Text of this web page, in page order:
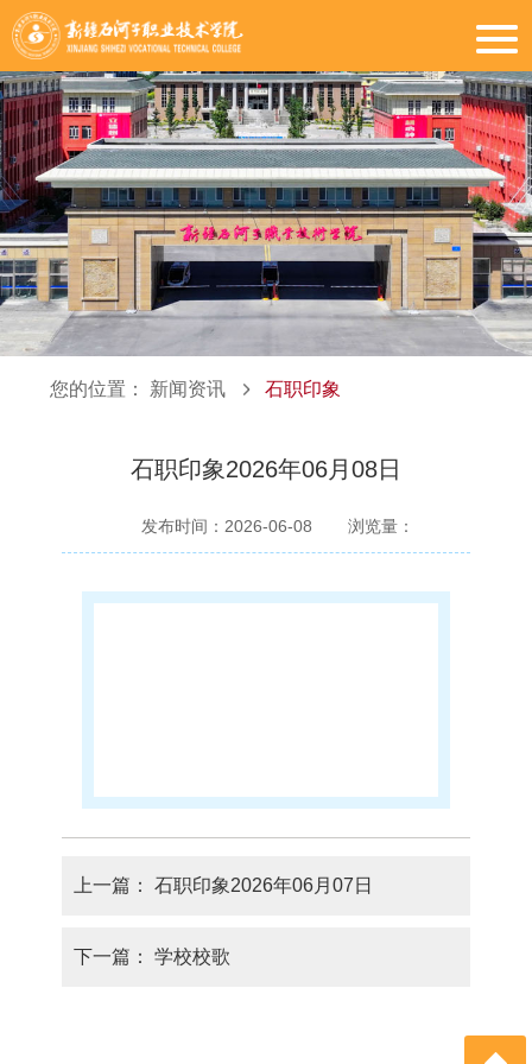
您的位置： 新闻资讯 石职印象
石职印象2026年06月08日
发布时间：2026-06-08 浏览量：
上一篇： 石职印象2026年06月07日
下一篇： 学校校歌